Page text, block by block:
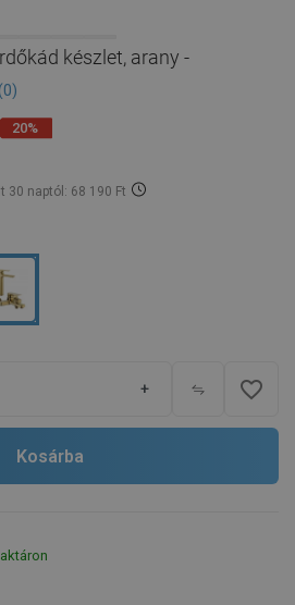
készlet, arany -
(0)
20%
30 naptól: 68 190 Ft
+ favorite_border
Kosárba